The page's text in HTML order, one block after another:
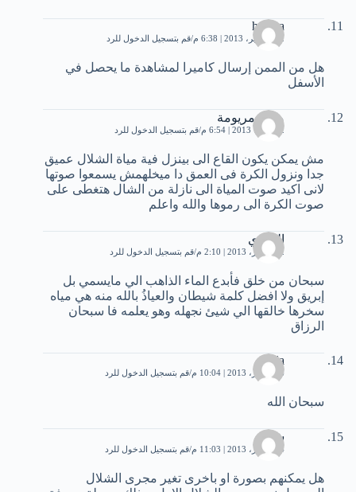
hamza
12 سبتمبر، 2013 | 6:38 م قم بتسجيل الدخول للرد
هل من الممن إرسال كاميرا لمشاهدة ما يحصل في
الأسفل
مريم مريومة
2 أكتوبر، 2013 | 6:54 م قم بتسجيل الدخول للرد
مش يمكن يكون القاع الى بينزل فية مياة الشلال عميق
جدا ونزول الكرة فى العمق دا ميخلهمش يسمعوا صوتها
لانى اكيد صوت المياة الى نازلة من الشال هتغطى على
صوت الكرة الى رموها والله واعلم
المهدي
12 أكتوبر، 2013 | 2:10 م قم بتسجيل الدخول للرد
سبحان من خلق فأبدع الماء الذاهب الي مايسمي بل
إبريق ولا افضل كلمة شيطان والعياذُ بالله منه هي مياه
سخرها خالقها الي شيئ نجهله وهو يعلمه فا سبحان
الرزاق
doda
16 أكتوبر، 2013 | 10:04 م قم بتسجيل الدخول للرد
سبحان الله
شمم
24 أكتوبر، 2013 | 11:03 م قم بتسجيل الدخول للرد
هل يمكنهم بصورة او باخرى تغير مجرى الشلال